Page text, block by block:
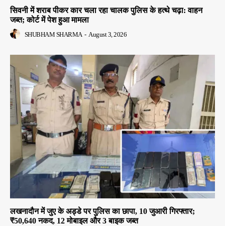
सिवनी में शराब पीकर कार चला रहा चालक पुलिस के हत्थे चढ़ा: वाहन
जब्त; कोर्ट में पेश हुआ मामला
SHUBHAM SHARMA - August 3, 2026
लखनादौन में जुए के अड्डे पर पुलिस का छापा, 10 जुआरी गिरफ्तार;
₹50,640 नकद, 12 मोबाइल और 3 बाइक जब्त